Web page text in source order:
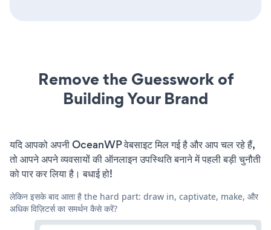
Remove the Guesswork of
Building Your Brand
यदि आपको अपनी OceanWP वेबसाइट मिल गई है और आप चल रहे हैं,
तो आपने अपने व्यवसायों की ऑनलाइन उपस्थिति बनाने में पहली बड़ी चुनौती
को पार कर लिया है। बधाई हो!
लेकिन इसके बाद आता है the hard part: draw in, captivate, make, और
अधिक विज़िटर्स का समर्थन कैसे करें?